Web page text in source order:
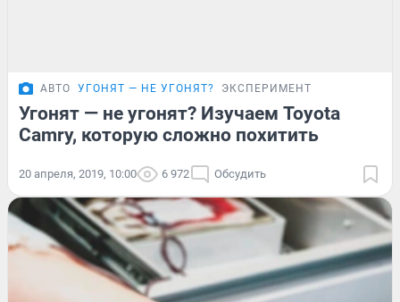
АВТО УГОНЯТ — НЕ УГОНЯТ? ЭКСПЕРИМЕНТ
Угонят — не угонят? Изучаем Toyota
Camry, которую сложно похитить
20 апреля, 2019, 10:00 6 972 Обсудить